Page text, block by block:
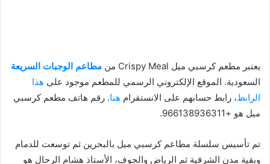
يعتبر مطعم كرسبي ميل Crispy Meal من
مطاعم الوجبات السريعة
السعودية. الموقع الإلكتروني الرسمي للمطعم موجود على هذا
الرابط، رابط حسابهم على الانستقرام هنا. رقم هاتف مطعم كرسبي
ميل هو +966138936311.
تم تأسيس سلسلة مطاعم كرسبي ميل بالبحرين ثم توسعت للدمام
وبقية مدن الشرقية ثم الرياض والجوف، الأستاذ هشام الرحال هو